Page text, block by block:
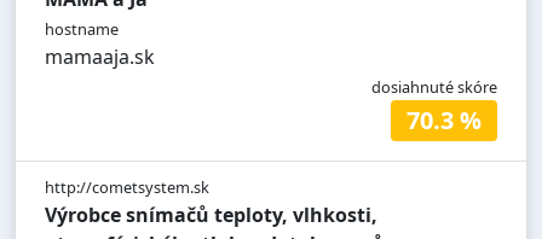
hostname
mamaaja.sk
dosiahnuté skóre
70.3 %
http://cometsystem.sk
Výrobce snímačů teploty, vlhkosti,